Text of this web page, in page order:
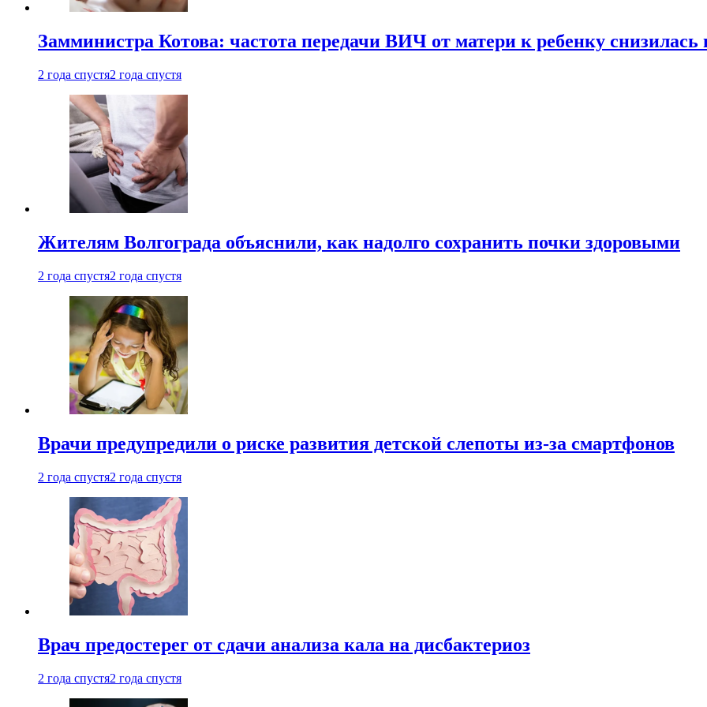
Замминистра Котова: частота передачи ВИЧ от матери к ребенку снизилась
2 года спустя2 года спустя
Жителям Волгограда объяснили, как надолго сохранить почки здоровыми
2 года спустя2 года спустя
Врачи предупредили о риске развития детской слепоты из-за смартфонов
2 года спустя2 года спустя
Врач предостерег от сдачи анализа кала на дисбактериоз
2 года спустя2 года спустя